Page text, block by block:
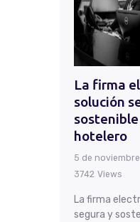
La firma
solución
hotelero
5 de
3742 Views
La firma
segura y